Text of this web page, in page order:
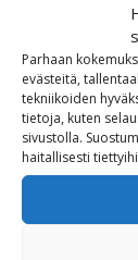
Parhaan
evästeitä,
tekniikoiden
tietoja, kuten
sivustolla.
haitallisesti
TRIM LEFT